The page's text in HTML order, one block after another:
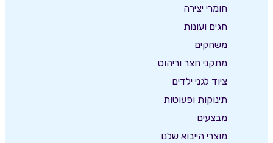
חומרי יצירה
חגים ועונות
משחקים
מתקני חצר וריהוט
ציוד לגני ילדים
תינוקות ופעוטות
מבצעים
מוצרי הייבוא שלנו